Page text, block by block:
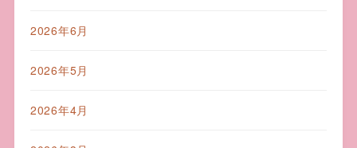
2026年6月
2026年5月
2026年4月